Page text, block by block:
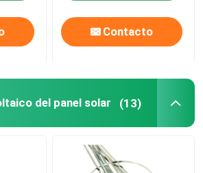
Contacto
del panel solar (13)